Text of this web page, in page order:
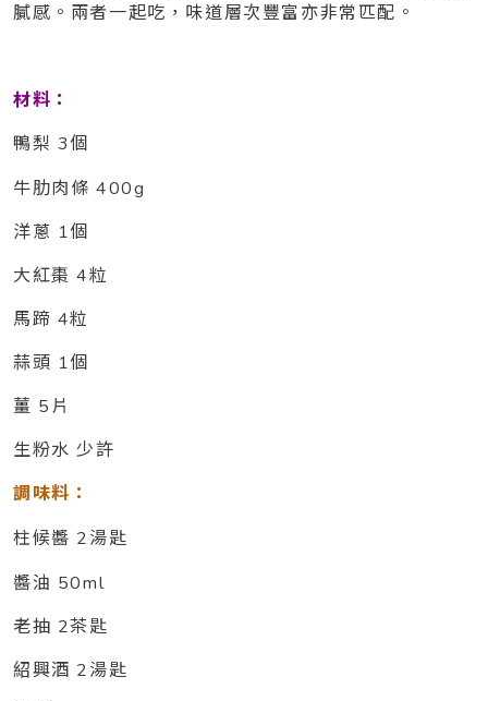
膩感。兩者一起吃，味道層次豐富亦非常匹配。
材料：
鴨梨 3個
牛肋肉條 400g
洋蔥 1個
大紅棗 4粒
馬蹄 4粒
蒜頭 1個
薑 5片
生粉水 少許
調味料：
柱候醬 2湯匙
醬油 50ml
老抽 2茶匙
紹興酒 2湯匙